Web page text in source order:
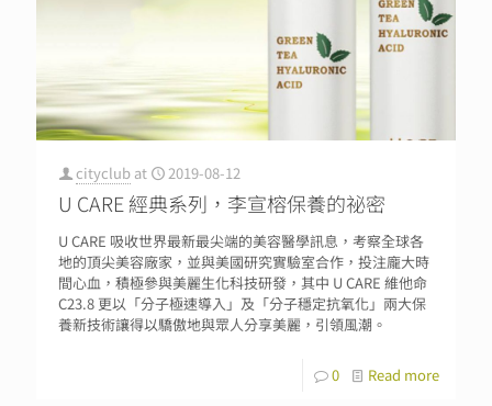
cityclub at 2019-08-12
U CARE 經典系列，李宣榕保養的祕密
U CARE 吸收世界最新最尖端的美容醫學訊息，考察全球各
地的頂尖美容廠家，並與美國研究實驗室合作，投注龐大時
間心血，積極參與美麗生化科技研發，其中 U CARE 維他命
C23.8 更以「分子極速導入」及「分子穩定抗氧化」兩大保
養新技術讓得以驕傲地與眾人分享美麗，引領風潮。
0 Read more